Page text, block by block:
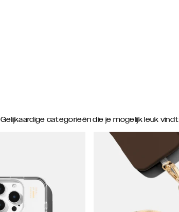
Gelijkaardige categorieën die je mogelijk leuk vindt